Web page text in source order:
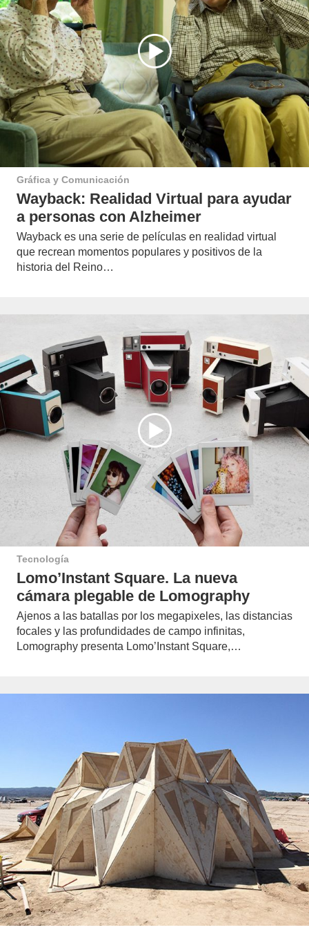
Gráfica y Comunicación
Wayback: Realidad Virtual para ayudar
a personas con Alzheimer
Wayback es una serie de películas en realidad virtual
que recrean momentos populares y positivos de la
historia del Reino…
Tecnología
Lomo’Instant Square. La nueva
cámara plegable de Lomography
Ajenos a las batallas por los megapixeles, las distancias
focales y las profundidades de campo infinitas,
Lomography presenta Lomo’Instant Square,…